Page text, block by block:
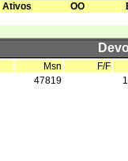
Ativos OO
Msn
F/F
47819